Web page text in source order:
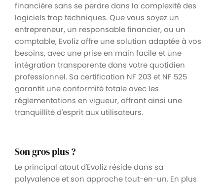
financière sans se perdre dans la complexité des
logiciels trop techniques. Que vous soyez un
entrepreneur, un responsable financier, ou un
comptable, Evoliz offre une solution adaptée à vos
besoins, avec une prise en main facile et une
intégration transparente dans votre quotidien
professionnel. Sa certification NF 203 et NF 525
garantit une conformité totale avec les
réglementations en vigueur, offrant ainsi une
tranquillité d'esprit aux utilisateurs.
Son gros plus ?
Le principal atout d'Evoliz réside dans sa
polyvalence et son approche tout-en-un. En plus